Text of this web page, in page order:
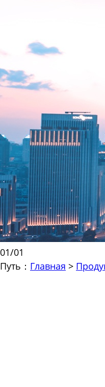
01/01
Путь： Главная >